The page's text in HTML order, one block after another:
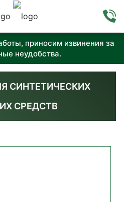
приносим извинения за
неудобства.
СИНТЕТИЧЕСКИХ
СРЕДСТВ